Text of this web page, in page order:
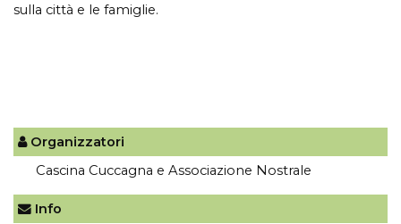
sulla città e le famiglie.
Organizzatori
Cascina Cuccagna e Associazione Nostrale
Info